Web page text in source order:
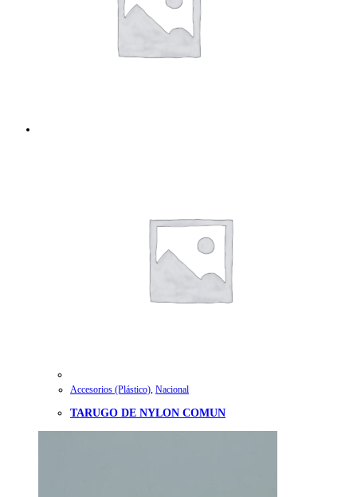
Accesorios (Plástico) Nacional
TARUGO DE NYLON COMUN